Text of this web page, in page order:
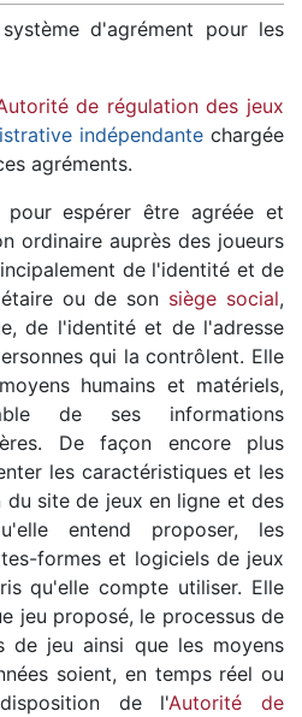
d'agrément pour les
de régulation des jeux
indépendante chargée
agréments.
pour espérer être agréée et
ordinaire auprès des joueurs
de l'identité et de
ou de son siège social,
de l'identité et de l'adresse
qui la contrôlent. Elle
humains et matériels,
de ses informations
De façon encore plus
les caractéristiques et les
site de jeux en ligne et des
entend proposer, les
formes et logiciels de jeux
qu'elle compte utiliser. Elle
jeu proposé, le processus de
de jeu ainsi que les moyens
soient, en temps réel ou
de l'Autorité de